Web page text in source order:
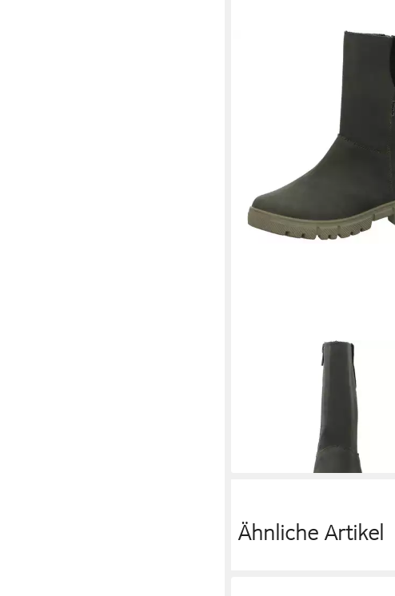
Ria Winterstiefel
lieferbar - in 2-3 Werktagen bei dir
Ähnliche Artikel